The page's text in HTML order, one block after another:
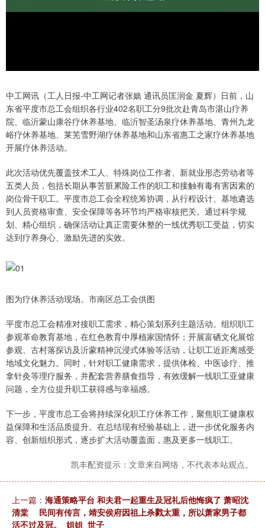
中工网讯（工人日报-中工网记者张嫱 通讯员匡润金 夏辉）日前，山
东省平度市总工会组织各行业402名职工分9批次赴青岛市湛山疗养
院、临沂蒙山康谷疗休养基地、临沂智圣汤泉疗休养基地、青州九龙
峪疗休养基地、莱芜雪野湖疗休养基地和山东省惠工之家疗休养基地
开展疗休养活动。
此次活动优先覆盖技术工人、特殊岗位工作者、新就业形态劳动者等
五类人员，包括长期从事苦脏累险工作的职工和接触有毒有害因素的
岗位骨干职工。平度市总工会全程统筹协调，从行程设计、基地遴选
到人员资格审查、安全保障等各环节均严格审核把关。通过科学规
划、精心组织，确保活动让真正需要休整的一线优秀职工受益，切实
达到疗养身心、激励先进的实效。
图为疗休养活动现场。市南区总工会供图
平度市总工会精准对接职工需求，精心策划系列主题活动。组织职工
参观革命教育基地，在红色教育中厚植家国情怀；开展富硒文化展馆
参观、古村落探访及沂蒙精神沉浸式体验等活动，让职工近距离感受
地域文化魅力。同时，针对职工健康需求，提供体检、中医诊疗、推
拿针灸等理疗服务，并配套营养膳食指导，有效缓解一线职工亚健康
问题，全方位提升职工获得感与幸福感。
下一步，平度市总工会将持续深化职工疗休养工作，聚焦职工健康权
益保障和生活品质提升。在总结现有经验基础上，进一步优化服务内
容、创新组织形式，逐步扩大活动覆盖面，惠及更多一线职工。
凯丰配资提示：文章来自网络，不代表本站观点。
上一篇： 海通策略平台 和夫君一起重生及冠礼后他悔疯了 萧昭沈
清棠 民间有传言，靖安侯府因祖上杀戮太重，所以萧家男子都
活不过及冠。_姐姐_世子